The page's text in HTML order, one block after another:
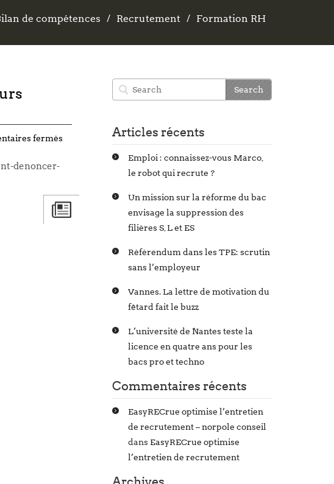
de compétences Recrutement Formation RH
de compétences Recrutement Formation RH
fermés
denoncer-
Articles récents
Emploi : connaissez-vous Marco,
le robot qui recrute ?
Un mission sur la réforme du bac
envisage la suppression des
filières S, L et ES
Référendum dans les TPE: scrutin
sans l’employeur
Vannes. La lettre de motivation du
fêtard fait le buzz
L’université de Nantes teste la
licence en quatre ans pour les
bacs pro et techno
Commentaires récents
EasyRECrue optimise l’entretien
de recrutement – norpole conseil
dans EasyRECrue optimise
l’entretien de recrutement